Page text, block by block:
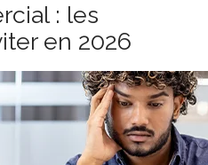
: les
en 2026